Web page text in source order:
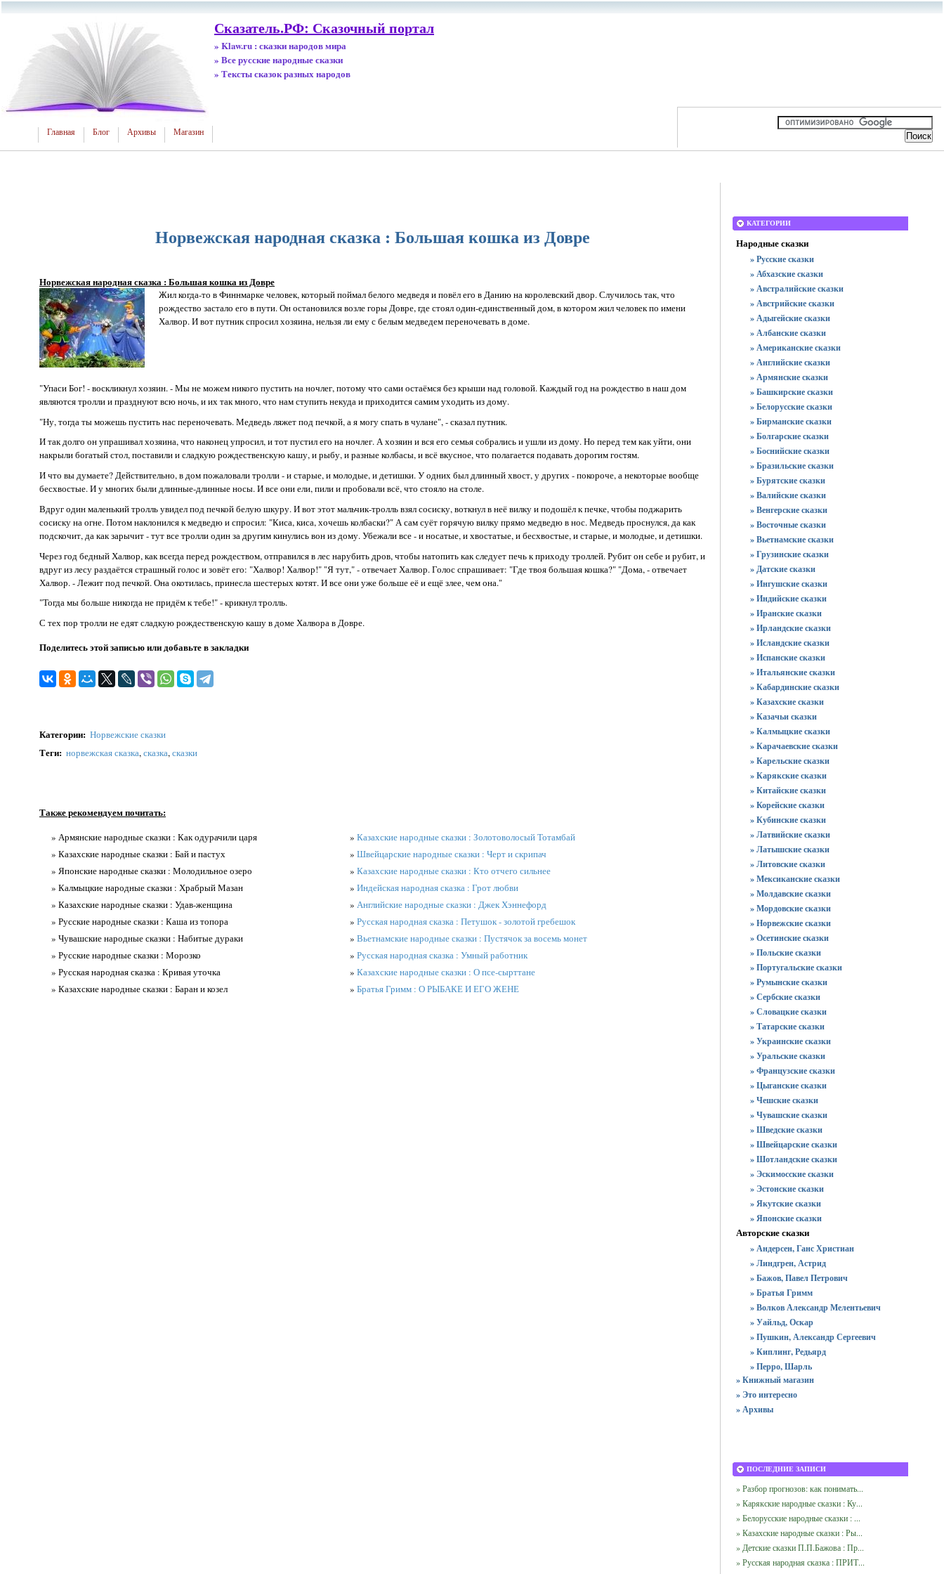
Сказатель.РФ: Сказочный портал
» Klaw.ru : сказки народов мира
» Все русские народные сказки
» Тексты сказок разных народов
Главная Блог Архивы Магазин
Норвежская народная сказка : Большая кошка из Довре
Норвежская народная сказка : Большая кошка из Довре
Жил когда-то в Финнмарке человек, который поймал белого медведя и повёл его в Данию на королевский двор. Случилось так, что
рождество застало его в пути. Он остановился возле горы Довре, где стоял один-единственный дом, в котором жил человек по имени
Халвор. И вот путник спросил хозяина, нельзя ли ему с белым медведем переночевать в доме.
"Упаси Бог! - воскликнул хозяин. - Мы не можем никого пустить на ночлег, потому что сами остаёмся без крыши над головой. Каждый год на рождество в наш дом
являются тролли и празднуют всю ночь, и их так много, что нам ступить некуда и приходится самим уходить из дому.
"Ну, тогда ты можешь пустить нас переночевать. Медведь ляжет под печкой, а я могу спать в чулане", - сказал путник.
И так долго он упрашивал хозяина, что наконец упросил, и тот пустил его на ночлег. А хозяин и вся его семья собрались и ушли из дому. Но перед тем как уйти, они
накрыли богатый стол, поставили и сладкую рождественскую кашу, и рыбу, и разные колбасы, и всё вкусное, что полагается подавать дорогим гостям.
И что вы думаете? Действительно, в дом пожаловали тролли - и старые, и молодые, и детишки. У одних был длинный хвост, у других - покороче, а некоторые вообще
бесхвостые. И у многих были длинные-длинные носы. И все они ели, пили и пробовали всё, что стояло на столе.
Вдруг один маленький тролль увидел под печкой белую шкуру. И вот этот мальчик-тролль взял сосиску, воткнул в неё вилку и подошёл к печке, чтобы поджарить
сосиску на огне. Потом наклонился к медведю и спросил: "Киса, киса, хочешь колбаски?" А сам суёт горячую вилку прямо медведю в нос. Медведь проснулся, да как
подскочит, да как зарычит - тут все тролли один за другим кинулись вон из дому. Убежали все - и носатые, и хвостатые, и бесхвостые, и старые, и молодые, и детишки.
Через год бедный Халвор, как всегда перед рождеством, отправился в лес нарубить дров, чтобы натопить как следует печь к приходу троллей. Рубит он себе и рубит, и
вдруг из лесу раздаётся страшный голос и зовёт его: "Халвор! Халвор!" "Я тут," - отвечает Халвор. Голос спрашивает: "Где твоя большая кошка?" "Дома, - отвечает
Халвор. - Лежит под печкой. Она окотилась, принесла шестерых котят. И все они уже больше её и ещё злее, чем она."
"Тогда мы больше никогда не придём к тебе!" - крикнул тролль.
С тех пор тролли не едят сладкую рождественскую кашу в доме Халвора в Довре.
Поделитесь этой записью или добавьте в закладки
Категории: Норвежские сказки
Теги: норвежская сказка,сказка,сказки
Также рекомендуем почитать:
» Армянские народные сказки : Как одурачили царя
» Казахские народные сказки : Бай и пастух
» Японские народные сказки : Молодильное озеро
» Калмыцкие народные сказки : Храбрый Мазан
» Казахские народные сказки : Удав-женщина
» Русские народные сказки : Каша из топора
» Чувашские народные сказки : Набитые дураки
» Русские народные сказки : Морозко
» Русская народная сказка : Кривая уточка
» Казахские народные сказки : Баран и козел
» Казахские народные сказки : Золотоволосый Тотамбай
» Швейцарские народные сказки : Черт и скрипач
» Казахские народные сказки : Кто отчего сильнее
» Индейская народная сказка : Грот любви
» Английские народные сказки : Джек Хэннефорд
» Русская народная сказка : Петушок - золотой гребешок
» Вьетнамские народные сказки : Пустячок за восемь монет
» Русская народная сказка : Умный работник
» Казахские народные сказки : О псе-сырттане
» Братья Гримм : О РЫБАКЕ И ЕГО ЖЕНЕ
КАТЕГОРИИ
Народные сказки
» Русские сказки
» Абхазские сказки
» Австралийские сказки
» Австрийские сказки
» Адыгейские сказки
» Албанские сказки
» Американские сказки
» Английские сказки
» Армянские сказки
» Башкирские сказки
» Белорусские сказки
» Бирманские сказки
» Болгарские сказки
» Боснийские сказки
» Бразильские сказки
» Бурятские сказки
» Валийские сказки
» Венгерские сказки
» Восточные сказки
» Вьетнамские сказки
» Грузинские сказки
» Датские сказки
» Ингушские сказки
» Индийские сказки
» Иранские сказки
» Ирландские сказки
» Исландские сказки
» Испанские сказки
» Итальянские сказки
» Кабардинские сказки
» Казахские сказки
» Казачьи сказки
» Калмыцкие сказки
» Карачаевские сказки
» Карельские сказки
» Карякские сказки
» Китайские сказки
» Корейские сказки
» Кубинские сказки
» Латвийские сказки
» Латышские сказки
» Литовские сказки
» Мексиканские сказки
» Молдавские сказки
» Мордовские сказки
» Норвежские сказки
» Осетинские сказки
» Польские сказки
» Португальские сказки
» Румынские сказки
» Сербские сказки
» Словацкие сказки
» Татарские сказки
» Украинские сказки
» Уральские сказки
» Французские сказки
» Цыганские сказки
» Чешские сказки
» Чувашские сказки
» Шведские сказки
» Швейцарские сказки
» Шотландские сказки
» Эскимосские сказки
» Эстонские сказки
» Якутские сказки
» Японские сказки
Авторские сказки
» Андерсен, Ганс Христиан
» Линдгрен, Астрид
» Бажов, Павел Петрович
» Братья Гримм
» Волков Александр Мелентьевич
» Уайльд, Оскар
» Пушкин, Александр Сергеевич
» Киплинг, Редьярд
» Перро, Шарль
» Книжный магазин
» Это интересно
» Архивы
ПОСЛЕДНИЕ ЗАПИСИ
» Разбор прогнозов: как понимать...
» Карякские народные сказки : Ку...
» Белорусские народные сказки : ...
» Казахские народные сказки : Ры...
» Детские сказки П.П.Бажова : Пр...
» Русская народная сказка : ПРИТ...